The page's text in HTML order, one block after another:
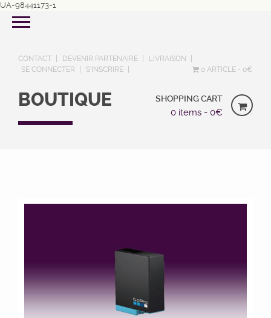
UA-98441173-1
CONTACT DEVENIR PARTENAIRE
LIVRAISON
SE CONNECTER
S’INSCRIRE 0 ARTICLE 0€
BOUTIQUE SHOPPING CART
0 items - 0€